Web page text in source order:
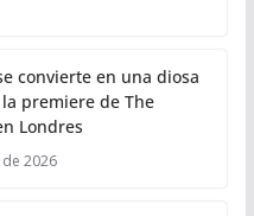
convierte en una diosa
premiere de The
Londres
2026